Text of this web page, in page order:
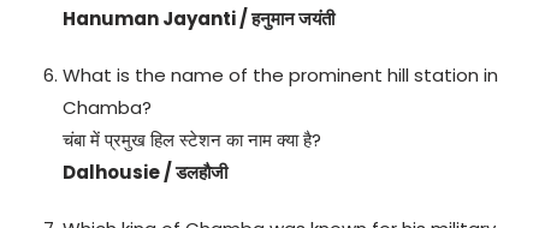
Hanuman Jayanti / हनुमान जयंती
What is the name of the prominent hill station in
Chamba?
चंबा में प्रमुख हिल स्टेशन का नाम क्या है?
Dalhousie / डलहौजी